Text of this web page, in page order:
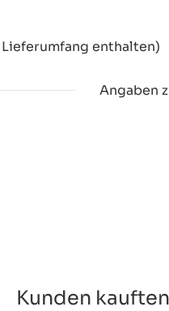
enthalten)
Angaben
Kunden